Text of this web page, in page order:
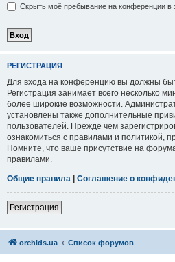
Скрыть моё пребывание на конференции в
РЕГИСТРАЦИЯ
Для входа на конференцию вы должны
Регистрация занимает всего несколько
более широкие возможности.
установлены также дополнительные
пользователей. Прежде чем
ознакомиться с правилами и политикой,
Помните, что ваше присутствие на
правилами.
Общие правила | Соглашение о
Регистрация
orchids.ua Список форумов